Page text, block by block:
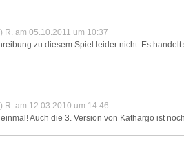
R. am 05.10.2011 um 10:37
zu diesem Spiel leider nicht. Es
R. am 12.03.2010 um 14:46
Auch die 3. Version von Kathargo ist